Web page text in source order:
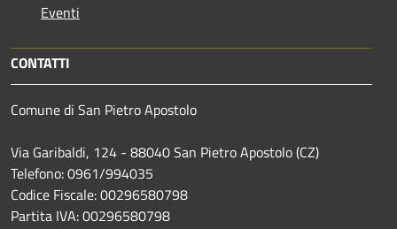
Eventi
CONTATTI
Comune di San Pietro Apostolo
Via Garibaldi, 124 - 88040 San Pietro Apostolo (CZ)
Telefono: 0961/994035
Codice Fiscale: 00296580798
Partita IVA: 00296580798